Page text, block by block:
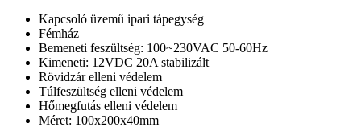
Kapcsoló üzemű ipari tápegység
Fémház
Bemeneti feszültség: 100~230VAC 50-60Hz
Kimeneti: 12VDC 20A stabilizált
Rövidzár elleni védelem
Túlfeszültség elleni védelem
Hőmegfutás elleni védelem
Méret: 100x200x40mm